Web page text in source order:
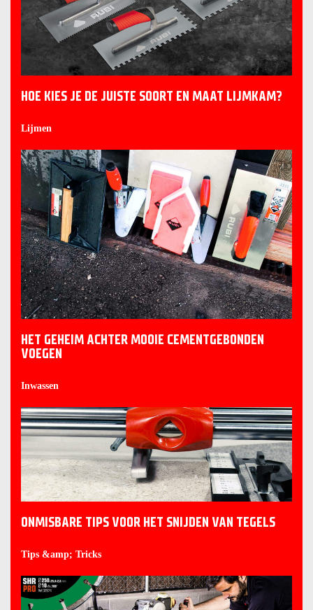
HOE KIES JE DE JUISTE SOORT EN MAAT LIJMKAM?
Lijmen
HET GEHEIM ACHTER MOOIE CEMENTGEBONDEN
VOEGEN
Inwassen
ONMISBARE TIPS VOOR HET SNIJDEN VAN TEGELS
Tips &amp; Tricks